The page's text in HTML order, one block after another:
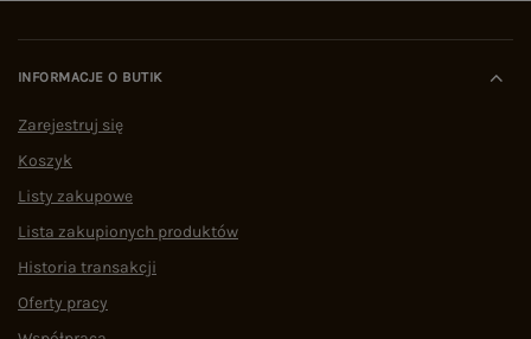
INFORMACJE O BUTIK
Zarejestruj się
Koszyk
Listy zakupowe
Lista zakupionych produktów
Historia transakcji
Oferty pracy